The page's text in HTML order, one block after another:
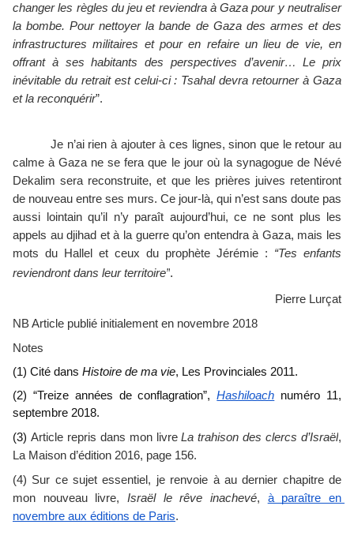
changer les règles du jeu et reviendra à Gaza pour y neutraliser
la bombe. Pour nettoyer la bande de Gaza des armes et des
infrastructures militaires et pour en refaire un lieu de vie, en
offrant à ses habitants des perspectives d’avenir… Le prix
inévitable du retrait est celui-ci : Tsahal devra retourner à Gaza
et la reconquérir”.
Je n’ai rien à ajouter à ces lignes, sinon que le retour au
calme à Gaza ne se fera que le jour où la synagogue de Névé
Dekalim sera reconstruite, et que les prières juives retentiront
de nouveau entre ses murs. Ce jour-là, qui n’est sans doute pas
aussi lointain qu’il n’y paraît aujourd’hui, ce ne sont plus les
appels au djihad et à la guerre qu’on entendra à Gaza, mais les
mots du Hallel et ceux du prophète Jérémie : “Tes enfants
reviendront dans leur territoire”.
Pierre Lurçat
NB Article publié initialement en novembre 2018
Notes
(1) Cité dans Histoire de ma vie, Les Provinciales 2011.
(2) “Treize années de conflagration”, Hashiloach numéro 11,
septembre 2018.
(3) Article repris dans mon livre La trahison des clercs d’Israël,
La Maison d’édition 2016, page 156.
(4) Sur ce sujet essentiel, je renvoie à au dernier chapitre de
mon nouveau livre, Israël le rêve inachevé, à paraître en
novembre aux éditions de Paris.